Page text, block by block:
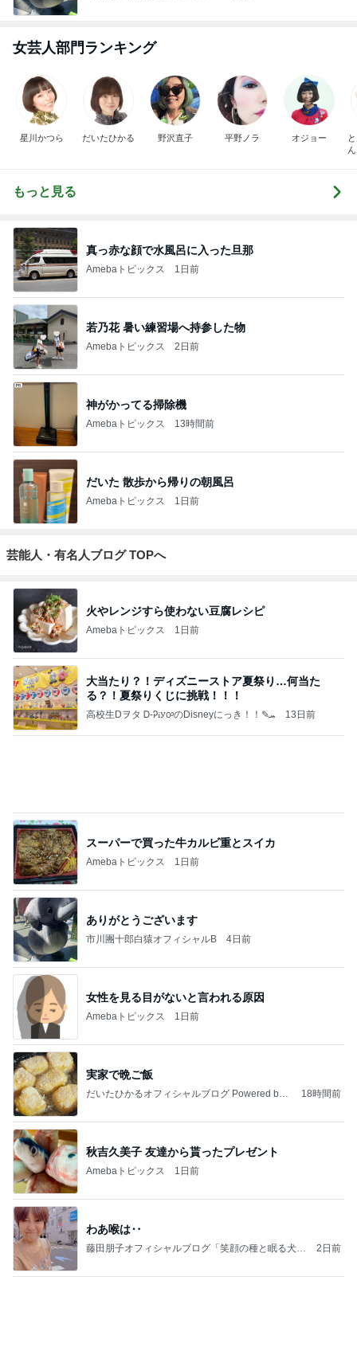
女芸人部門ランキング
星川かつら だいたひかる 野沢直子 平野ノラ オジョー
もっと見る
真っ赤な顔で水風呂に入った旦那
Amebaトピックス 1日前
若乃花 暑い練習場へ持参した物
Amebaトピックス 2日前
神がかってる掃除機
Amebaトピックス 13時間前
だいた 散歩から帰りの朝風呂
Amebaトピックス 1日前
芸能人・有名人ブログ TOPへ
火やレンジすら使わない豆腐レシピ
Amebaトピックス 1日前
大当たり？！ディズニーストア夏祭り…何当た
る？！夏祭りくじに挑戦！！！
高校生Dヲタ Ꭰ-ᎮꭵꭹꭴのDisneyにっき！！✎ܚ 13日前
ありがとうございます
市川團十郎白猿オフィシャルB
女性を見る目がないと言われる原因
Amebaトピックス 1日前
実家で晩ご飯
だいたひかるオフィシャルブログ Powered by
秋吉久美子 友達から貰ったプレゼント
Amebaトピックス 1日前
わあ喉は‥
藤田朋子オフィシャルブログ「笑顔の種と眠る犬」